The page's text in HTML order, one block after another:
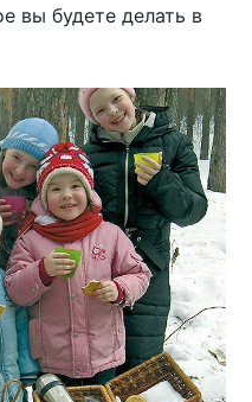
вы будете делать в